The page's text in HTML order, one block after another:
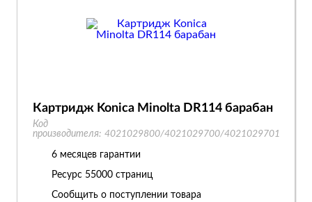
Картридж Konica Minolta DR114 барабан
Код
производителя: 4021029800/4021029700/4021029701
6 месяцев гарантии
Ресурс 55000 страниц
Сообщить о поступлении товара